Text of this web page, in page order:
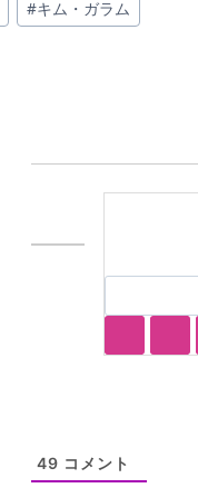
#キム・ガラム
49 コメント